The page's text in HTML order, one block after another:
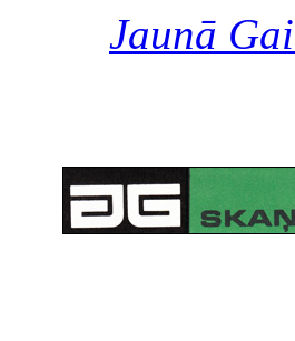
Jaunā